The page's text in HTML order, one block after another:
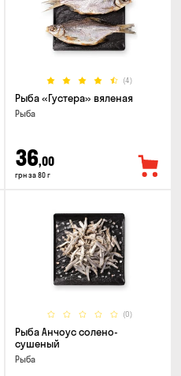
(4)
Рыба «Густера» вяленая
Рыба
36,00
грн за 80 г
(0)
Рыба Анчоус солено-
сушеный
Рыба